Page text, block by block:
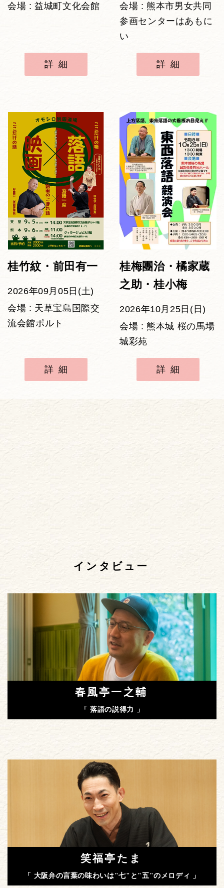
会場 : 益城町文化会館
詳細
会場 : 熊本市男女共同
参画センターはあもに
い
詳細
桂竹紋・前田有一
2026年09月05日(土)
会場 : 天草宝島国際交
流会館ポルト
詳細
桂梅團治・橘家蔵
之助・桂小梅
2026年10月25日(日)
会場 : 熊本城 桜の馬場
城彩苑
詳細
インタビュー
春風亭一之輔
「 落語の説得力 」
笑福亭たま
「 大阪弁の言葉の味わいは"七"と"五"のメロディ 」